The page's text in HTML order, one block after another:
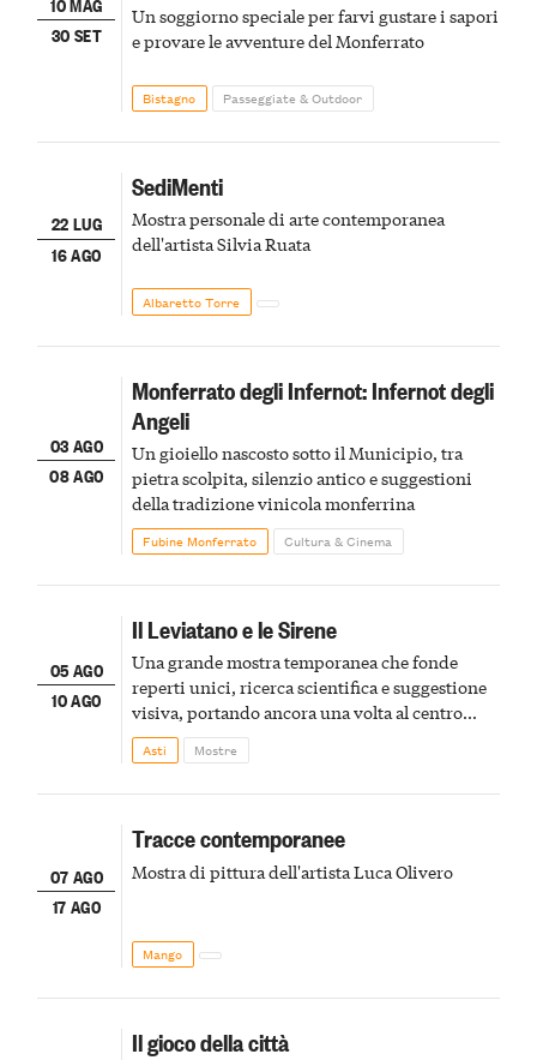
30 SET
Un soggiorno speciale per farvi gustare i sapori
e provare le avventure del Monferrato
Bistagno Passeggiate & Outdoor
22 LUG
16 AGO
SediMenti
Mostra personale di arte contemporanea
dell'artista Silvia Ruata
Albaretto Torre
03 AGO
08 AGO
Monferrato degli Infernot: Infernot degli
Angeli
Un gioiello nascosto sotto il Municipio, tra
pietra scolpita, silenzio antico e suggestioni
della tradizione vinicola monferrina
Fubine Monferrato Cultura & Cinema
05 AGO
10 AGO
Il Leviatano e le Sirene
Una grande mostra temporanea che fonde
reperti unici, ricerca scientifica e suggestione
visiva, portando ancora una volta al centro
della scena le meraviglie del passato astigiano
Asti Mostre
07 AGO
17 AGO
Tracce contemporanee
Mostra di pittura dell'artista Luca Olivero
Mango
Il gioco della città